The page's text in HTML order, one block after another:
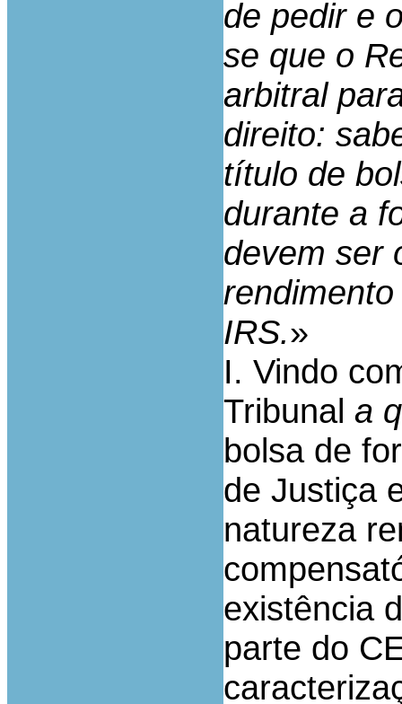
de pedir e
se que o
arbitral
direito:
título de
durante a
devem ser
IRS.»
I. Vindo
Tribunal a
bolsa de
de Justiça
natureza
existência
parte do